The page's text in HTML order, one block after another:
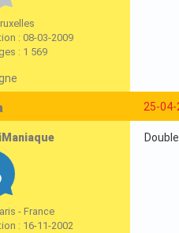
: 08-03-2009
: 1 569
25-04-
- France
: 16-11-2002